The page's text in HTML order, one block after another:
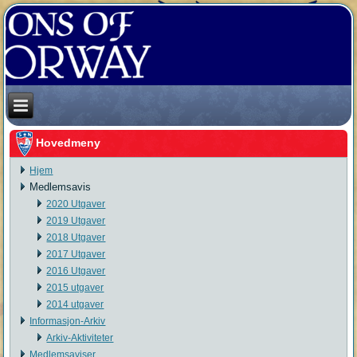
Hovedmeny
Hjem
Medlemsavis
2020 Utgaver
2019 Utgaver
2018 Utgaver
2017 Utgaver
2016 Utgaver
2015 utgaver
2014 utgaver
Informasjon-Arkiv
Arkiv-Aktiviteter